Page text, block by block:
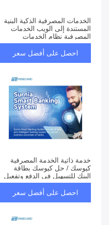
الخدمات المصرفية الذكية البنية
المستندة إلى الويب الخدمات
المصرفية نظام الخدمات
المصرفية ويزكارد
احصل على أفضل سعر
خدمة ذاتية الخدمة المصرفية
كيوسك / حل كيوسك بطاقة
البنك للتسهيل في الدفع وتفعيل
الحسابات
احصل على أفضل سعر